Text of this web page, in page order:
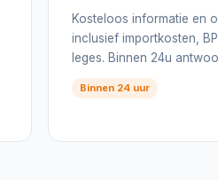
Kosteloos informatie en
inclusief importkosten,
leges. Binnen 24u
Binnen 24 uur